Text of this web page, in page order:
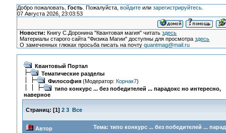
Добро пожаловать, Гость. Пожалуйста, войдитеили зарегистрируйтесь.
07 Августа 2026, 23:03:53
Новости: Книгу С.Доронина "Квантовая магия" читатьздесь
Материалы старого сайта "Физика Магии" доступны для просмотраздесь
О замеченных глюках просьба писать на почтуquantmag@mail.ru
Квантовый Портал
Тематические разделы
Философия(Модератор: Корнак7)
типо конкурс ... без победителей ... парадокс но интересно,
наверное
Страниц: [1] 2 3 Все
Автор Тема: типо конкурс ... без победителей ...